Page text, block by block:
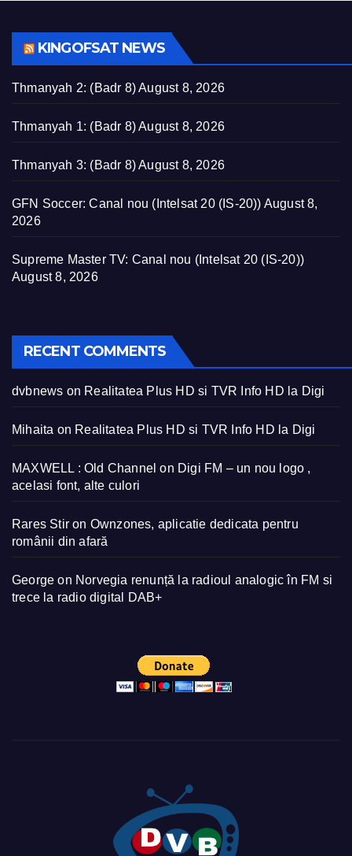
KINGOFSAT NEWS
Thmanyah 2: (Badr 8)August 8, 2026
Thmanyah 1: (Badr 8)August 8, 2026
Thmanyah 3: (Badr 8)August 8, 2026
GFN Soccer: Canal nou (Intelsat 20 (IS-20)) August 8,
2026
Supreme Master TV: Canal nou (Intelsat 20 (IS-20))
August 8, 2026
RECENT COMMENTS
dvbnews on Realitatea Plus HD si TVR Info HD la Digi
Mihaita on Realitatea Plus HD si TVR Info HD la Digi
MAXWELL : Old Channel on Digi FM – un nou logo ,
acelasi font, alte culori
Rares Stir on Ownzones, aplicatie dedicata pentru
românii din afară
George on Norvegia renunță la radioul analogic în FM si
trece la radio digital DAB+